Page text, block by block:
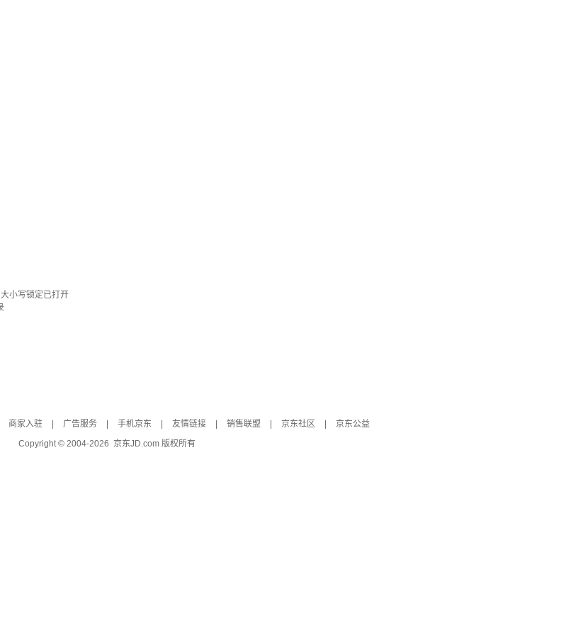
大小写锁定已打开
商家入驻 广告服务 手机京东 友情链接 销售联盟 京东社区
京东公益
Copyright © 2004-2026 京东JD.com 版权所有